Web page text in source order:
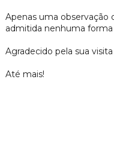
Apenas uma observação
admitida nenhuma forma
Agradecido pela sua
Até mais!